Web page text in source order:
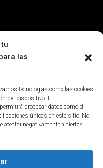
las
tecnologías como las cookies
del dispositivo. El
procesar datos como el
únicas en este sitio. No
afectar negativamente a ciertas